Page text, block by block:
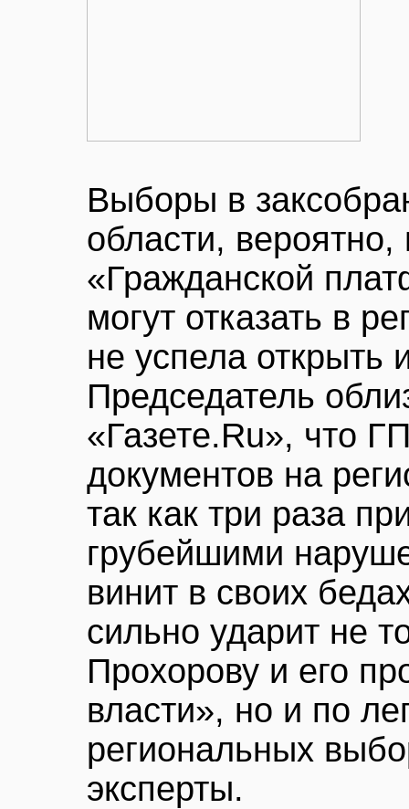
Выборы в
области, вероятно,
«Гражданской
могут отказать в
не успела открыть
Председатель
«Газете.Ru», что
документов на
так как три раза
грубейшими
винит в своих
сильно ударит не
Прохорову и его
власти», но и по
региональных
эксперты.